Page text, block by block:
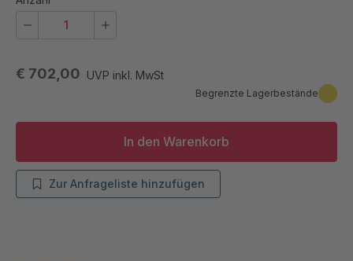
€ 702,00 UVP inkl. MwSt
Begrenzte Lagerbestände
In den Warenkorb
Zur Anfrageliste hinzufügen